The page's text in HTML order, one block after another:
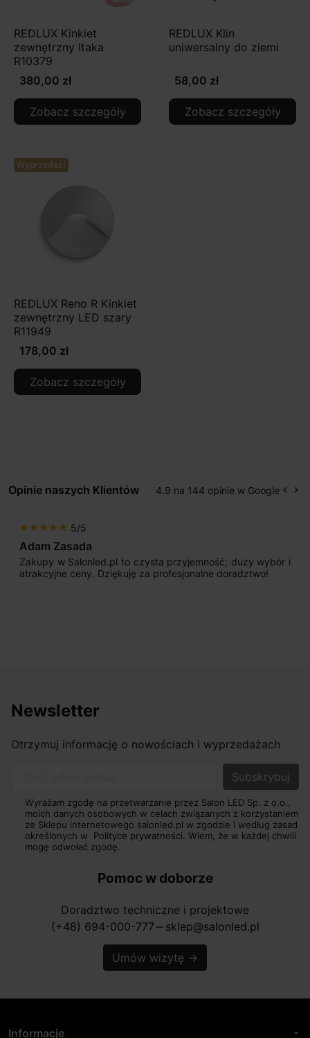
REDLUX Kinkiet
zewnętrzny Itaka
R10379
380,00 zł
Zobacz szczegóły
REDLUX Klin
uniwersalny do ziemi
58,00 zł
Zobacz szczegóły
Wyprzedaż!
REDLUX Reno R Kinkiet
zewnętrzny LED szary
R11949
178,00 zł
Zobacz szczegóły
Opinie naszych Klientów 4.9 na 144 opinie w Google keyboard_arrow_left keyboard_arrow_right
star star star star star 5/5
Adam Zasada
Zakupy w Salonled.pl to czysta przyjemność; duży wybór i
atrakcyjne ceny. Dziękuję za profesjonalne doradztwo!
Newsletter
Otrzymuj informację o nowościach i wyprzedażach
Wyrażam zgodę na przetwarzanie przez Salon LED Sp. z o.o.,
moich danych osobowych w celach związanych z korzystaniem
ze Sklepu internetowego salonled.pl w zgodzie i według zasad
określonych w Polityce prywatności. Wiem, że w każdej chwili
mogę odwołać zgodę.
Pomoc w doborze
Doradztwo techniczne i projektowe
(+48) 694-000-777 horizontal_rule sklep@salonled.pl
Umów wizytę →
Informacje arrow_drop_down